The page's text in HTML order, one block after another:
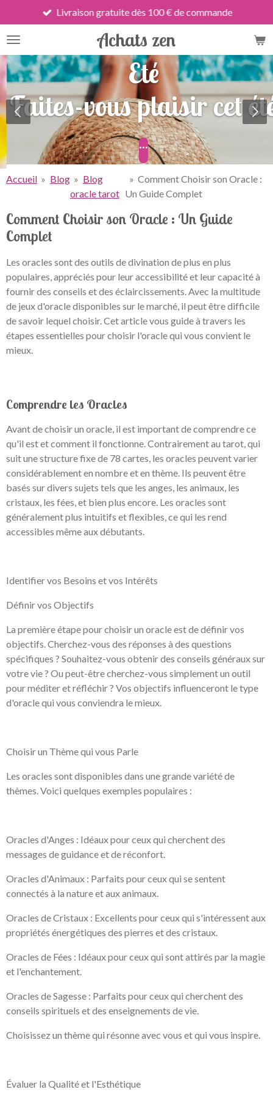
au
contenu
principal
Achats zen
Livraison gratuite dès 100 € de commande
Eté
Faites-vous plaisir cet été
...
Accueil Blog
Blog
oracle tarot
Comment Choisir son Oracle :
Un Guide Complet
Comment Choisir son Oracle : Un Guide
Complet
Les oracles sont des outils de divination de plus en plus
populaires, appréciés pour leur accessibilité et leur capacité à
fournir des conseils et des éclaircissements. Avec la multitude
de jeux d'oracle disponibles sur le marché, il peut être difficile
de savoir lequel choisir. Cet article vous guide à travers les
étapes essentielles pour choisir l'oracle qui vous convient le
mieux.
Comprendre les Oracles
Avant de choisir un oracle, il est important de comprendre ce
qu'il est et comment il fonctionne. Contrairement au tarot, qui
suit une structure fixe de 78 cartes, les oracles peuvent varier
considérablement en nombre et en thème. Ils peuvent être
basés sur divers sujets tels que les anges, les animaux, les
cristaux, les fées, et bien plus encore. Les oracles sont
généralement plus intuitifs et flexibles, ce qui les rend
accessibles même aux débutants.
Identifier vos Besoins et vos Intérêts
Définir vos Objectifs
La première étape pour choisir un oracle est de définir vos
objectifs. Cherchez-vous des réponses à des questions
spécifiques ? Souhaitez-vous obtenir des conseils généraux sur
votre vie ? Ou peut-être cherchez-vous simplement un outil
pour méditer et réfléchir ? Vos objectifs influenceront le type
d'oracle qui vous conviendra le mieux.
Choisir un Thème qui vous Parle
Les oracles sont disponibles dans une grande variété de
thèmes. Voici quelques exemples populaires :
Oracles d'Anges : Idéaux pour ceux qui cherchent des
messages de guidance et de réconfort.
Oracles d'Animaux : Parfaits pour ceux qui se sentent
connectés à la nature et aux animaux.
Oracles de Cristaux : Excellents pour ceux qui s'intéressent aux
propriétés énergétiques des pierres et des cristaux.
Oracles de Fées : Idéaux pour ceux qui sont attirés par la magie
et l'enchantement.
Oracles de Sagesse : Parfaits pour ceux qui cherchent des
conseils spirituels et des enseignements de vie.
Choisissez un thème qui résonne avec vous et qui vous inspire.
Évaluer la Qualité et l'Esthétique